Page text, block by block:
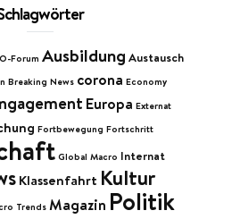
Forum Ausbildung Austausch
Breaking News corona Economy
Europa Externat
Fortbewegung Fortschritt
Global Macro Internat
Klassenfahrt Kultur
Trends Magazin Politik